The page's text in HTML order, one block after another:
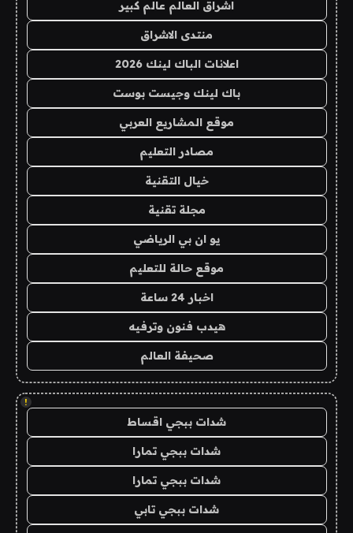
اشراق العالم عالم كبير
منتدى الاشراق
اعلانات الباك لينك 2026
باك لينك وجيست بوست
موقع المشاريع العربي
مصادر التعليم
خيال التقنية
مجلة تقنية
يو ان بي الرياضي
موقع حالة للتعليم
اخبار 24 ساعة
هيدب فنون وترفيه
صحيفة العالم
!
شدات ببجي اقساط
شدات ببجي تمارا
شدات ببجي تمارا
شدات ببجي تابي